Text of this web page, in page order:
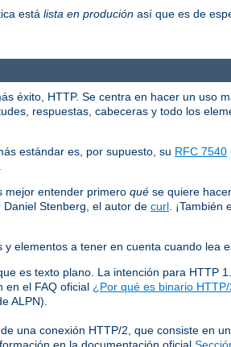
está lista en produción así que es de
éxito, HTTP. Se centra en hacer un uso
respuestas, cabeceras y todo los
estándar es, por supuesto, su RFC 7540
mejor entender primero qué se quiere
Daniel Stenberg, el autor de curl .
elementos a tener en cuenta cuando lea
es texto plano. La intención para HTTP
en el FAQ oficial ¿Por qué es binario
ALPN).
una conexión HTTP/2, que consiste en
en la documentación oficial